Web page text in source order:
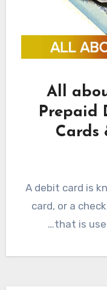
All
Prepaid
Cards
A debit card is known as a bank card, a plastic
card, or a
that is